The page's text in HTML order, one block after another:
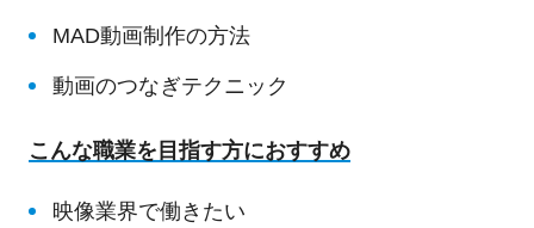
MAD動画制作の方法
動画のつなぎテクニック
こんな職業を目指す方におすすめ
映像業界で働きたい